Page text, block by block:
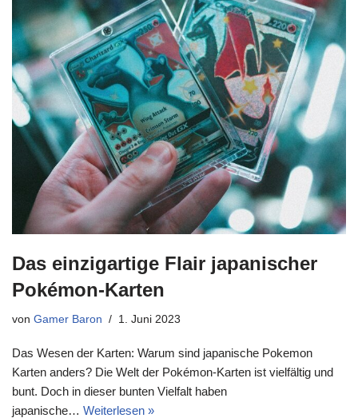
Das einzigartige Flair japanischer
Pokémon-Karten
von Gamer Baron 1. Juni 2023
Das Wesen der Karten: Warum sind japanische Pokemon
Karten anders? Die Welt der Pokémon-Karten ist vielfältig und
bunt. Doch in dieser bunten Vielfalt haben
japanische… Weiterlesen »